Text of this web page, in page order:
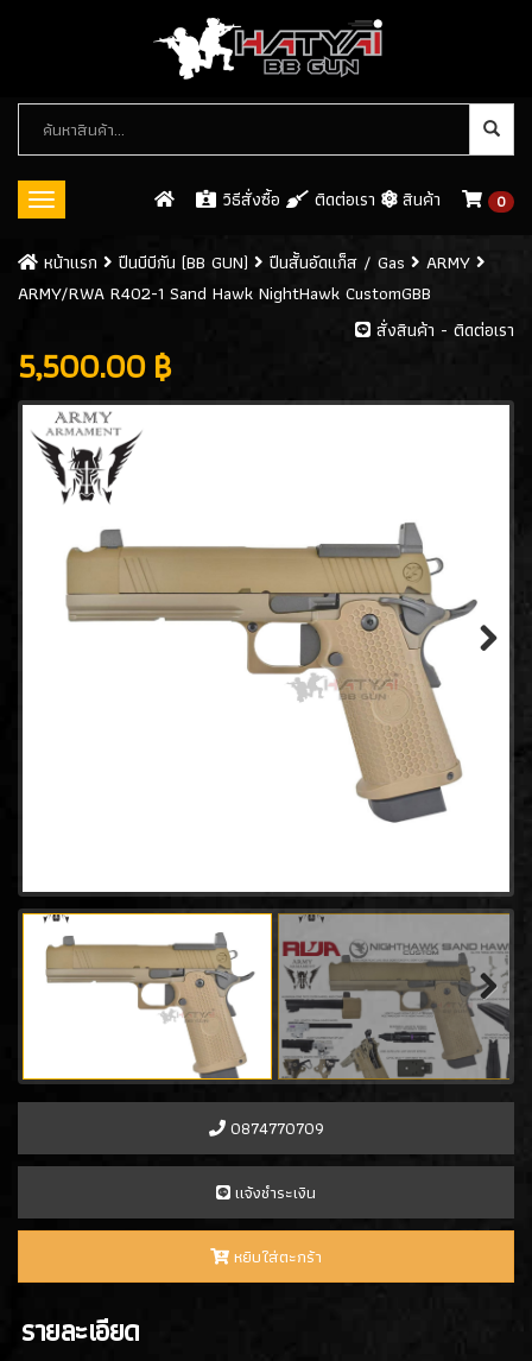
Toggle
วิธีสั่งซื้อ ติดต่อเรา สินค้า 0
หมวด
หมู่
สินค้า
ปืนบีบีกัน (BB GUN)
ปืนสั้นอัดแก็ส / GAS(546)
- ARMY(61)
- KJW(32)
- KWC(8)
- CYBERGUN
- ASG(8)
- WINGUN
- GAMO(0)
- Tokyo marui(21)
- Goldden Eagle(18)
- UMAREX(45)
- E&C Pistol(34)
- CHIAPPA RHINO(2)
- Snow Wolf(0)
- PROFORCE(7)
- ARTEMIS(0)
- ICS Hand Gun(1)
- ARROW ARMS(1)
- G&G(4)
หน้าเเรก ปืนบีบีกัน (BB GUN) ปืนสั้นอัดแก็ส / Gas
ARMY
ARMY/RWA R402-1 Sand Hawk NightHawk CustomGBB
สั่งสินค้า - ติดต่อเรา
5,500.00 ฿
Next
0874770709
เเจ้งชำระเงิน
หยิบใส่ตะกร้า
รายละเอียด